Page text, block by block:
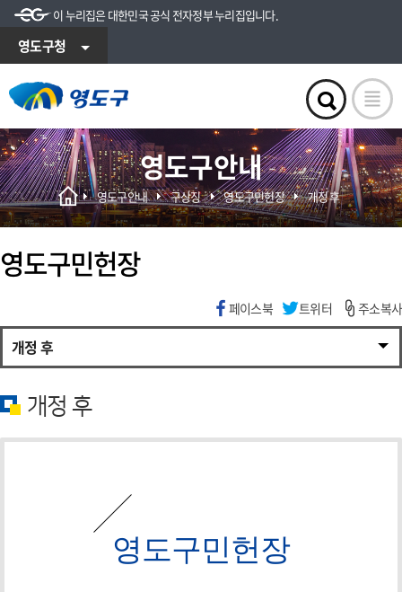
이 누리집은 대한민국 공식 전자정부 누리집입니다.
영도구청
영도구안내
영도구안내 구상징 영도구민헌장 개정 후
영도구민헌장
페이스북 트위터 주소복사
개정 후
개정 후
영도구민헌장